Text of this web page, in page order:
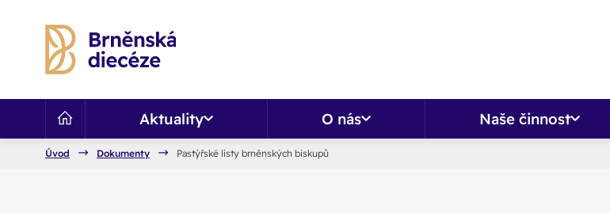
Aktuality O nás Naše činnost
Úvod Dokumenty Pastýřské listy brněnských biskupů